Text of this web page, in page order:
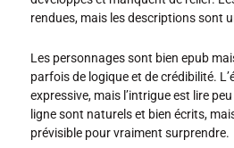
rendues, mais les descriptions sont
Les personnages sont bien epub
parfois de logique et de crédibilité.
expressive, mais l’intrigue est lire
ligne sont naturels et bien écrits,
prévisible pour vraiment surprendre.